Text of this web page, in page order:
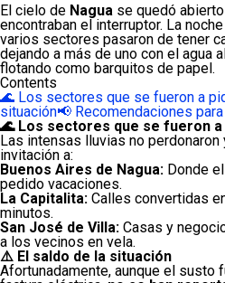
El cielo de Nagua se quedó
encontraban el interruptor. La
varios sectores pasaron de tener
dejando a más de uno con el agua
flotando como barquitos de papel.
Contents
🌊 Los sectores que se fueron a
situación📢 Recomendaciones
🌊 Los sectores que se fueron a
Las intensas lluvias no
invitación a:
Buenos Aires de Nagua: Donde
pedido vacaciones.
La Capitalita: Calles convertidas
minutos.
San José de Villa: Casas y
a los vecinos en vela.
⚠️ El saldo de la situación
Afortunadamente, aunque el susto